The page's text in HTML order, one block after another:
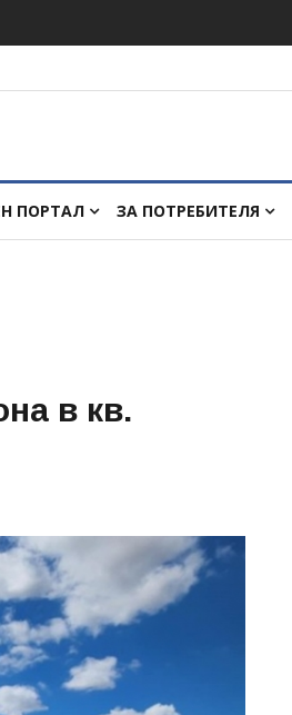
ПОРТАЛ ЗА ПОТРЕБИТЕЛЯ
в кв.